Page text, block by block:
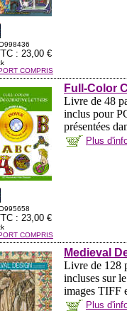
: 23,00 €
COMPRIS
: 23,00 €
COMPRIS
Full-Color
Livre de 48
inclus pour
présentées
Plus
Medieval
Livre de 128
incluses sur
images TIFF
Plus